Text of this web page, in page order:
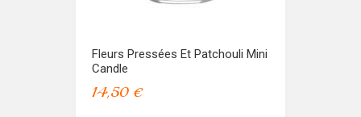
Fleurs Pressées Et Patchouli Mini
Candle
14,50 €